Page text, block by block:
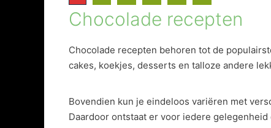
Chocolade recepten
Chocolade recepten behoren tot de
cakes, koekjes, desserts en talloze andere
Bovendien kun je eindeloos variëren met
Daardoor ontstaat er voor iedere